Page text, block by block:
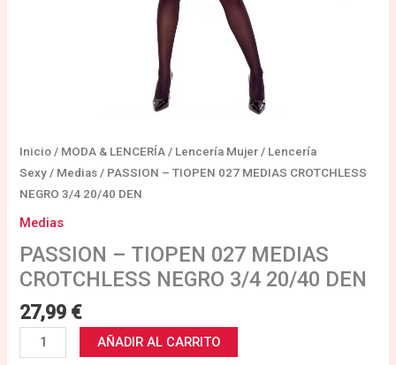
Inicio / MODA & LENCERÍA / Lencería Mujer / Lencería
Sexy / Medias / PASSION – TIOPEN 027 MEDIAS CROTCHLESS
NEGRO 3/4 20/40 DEN
Medias
PASSION – TIOPEN 027 MEDIAS
CROTCHLESS NEGRO 3/4 20/40 DEN
27,99 €
AÑADIR AL CARRITO